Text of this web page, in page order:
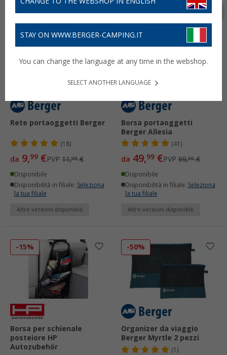
Pagina 1 da 3
Rete portaoggetti Berger
(18)
da 9,99 €PVP 11,99€
Disponibile
Disponibilità in filiale: Seleziona
la tua filiale
Altre versioni disponibili
Borsa portaoggetti
Berger Allesia
(41)
da 49,99 €PVP 99,99€
Disponibile
Disponibilità in filiale: Seleziona
la tua filiale
Altre versioni disponibili
-15%
Borsa per schienale
posteiore HP
Autozubehör
-50%
Organizer da viaggio
Berger Myrtle 2 pezzi
(1)
STAY ON WWW.BERGER-CAMPING.IT
You can change the language at any time in the webshop.
SELECT ANOTHER LANGUAGE